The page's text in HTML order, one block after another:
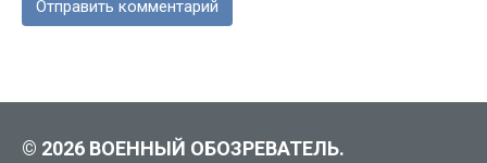
© 2026 ВОЕННЫЙ ОБОЗРЕВАТЕЛЬ.